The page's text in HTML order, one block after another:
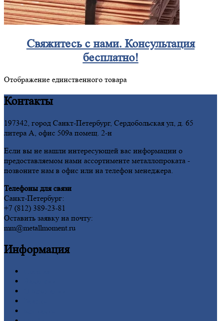
Свяжитесь с нами. Консультация
бесплатно!
Отображение единственного товара
Контакты
197342, город Санкт-Петербург, Сердобольская ул, д. 65
литера А, офис 509а помещ. 2-н
Если вы не нашли интересующей вас информации о
предоставляемом нами ассортименте металлопроката -
позвоните нам в офис или на телефон менеджера.
Телефоны для связи
Санкт-Петербург:
+7 (812) 389-23-81
Оставить заявку на почту:
mm@metallmoment.ru
Информация